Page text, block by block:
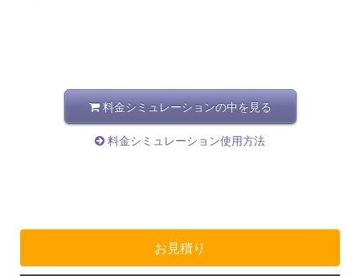
料金シミュレーションの中を見る
料金シミュレーション使用方法
お見積り